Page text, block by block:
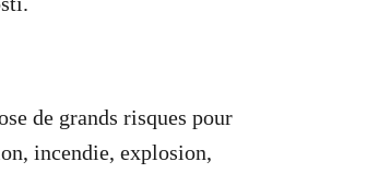
de grands risques pour
incendie, explosion,